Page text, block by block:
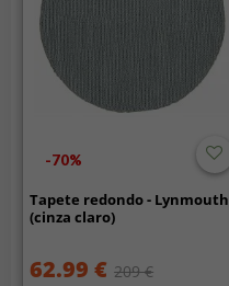
-70%
Tapete redondo - Lynmouth
(cinza claro)
62.99 € 209 €